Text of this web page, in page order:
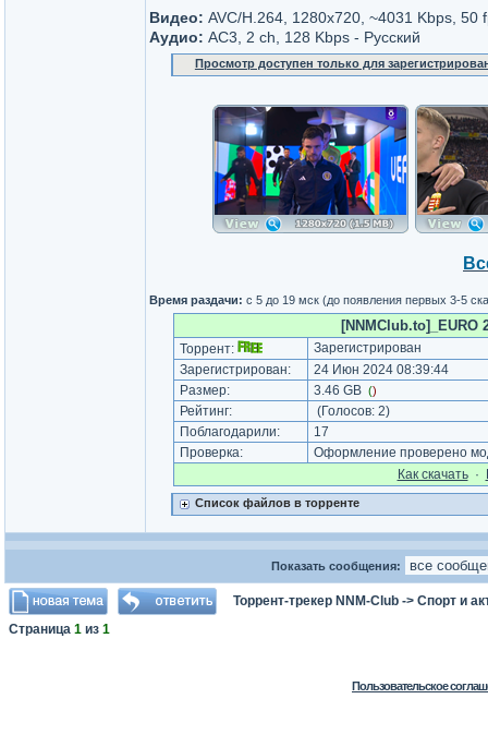
Видео: AVC/H.264, 1280x720, ~4031 Kbps, 50
Аудио: AC3, 2 ch, 128 Kbps - Русский
Просмотр доступен только для
Время раздачи: с 5 до 19 мск (до появления первых 3-5
Торрент:
Зарегистрирован
Зарегистрирован:
24 Июн 2024 08:39:44
Размер:
3.46 GB ()
Рейтинг: (Голосов: 2)
Поблагодарили:
17
Проверка:
Оформление проверено
Как cкачать·
Список файлов в торренте
Показать сообщения:
Торрент-трекер NNM-Club -> Спорт и
Страница 1 из 1
Пользовательское